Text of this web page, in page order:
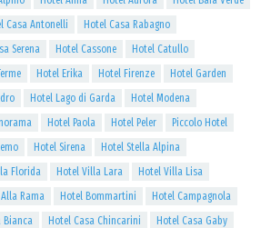
Casa Antonelli
Hotel Casa Rabagno
Serena Hotel Cassone
Hotel Catullo
Hotel Erika Hotel Firenze
Hotel Garden
Hotel Lago di Garda
Hotel Modena
Hotel Paola Hotel Peler
Piccolo Hotel
Hotel Sirena
Hotel Stella Alpina
Florida Hotel Villa Lara
Hotel Villa Lisa
Rama Hotel Bommartini
Hotel Campagnola
Bianca Hotel Casa Chincarini
Hotel Casa Gaby